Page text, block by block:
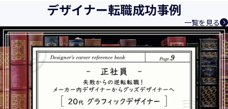
デザイナー転職成功事例
一覧を見る